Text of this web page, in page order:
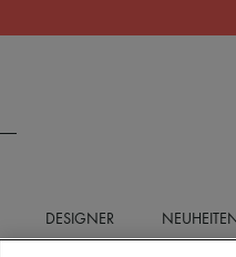
DESIGNER NEUHEITEN